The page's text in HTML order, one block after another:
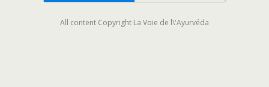
All content Copyright La Voie de l\'Ayurvéda